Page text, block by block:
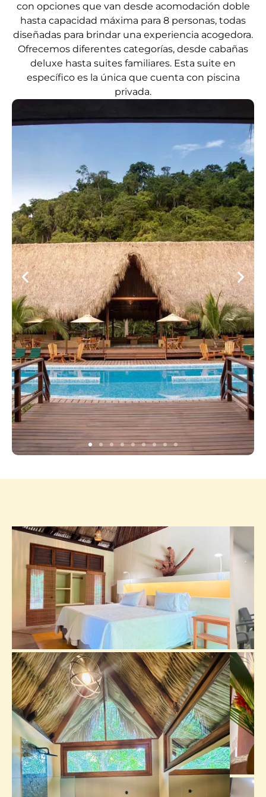
con opciones que van desde acomodación doble
hasta capacidad máxima para 8 personas, todas
diseñadas para brindar una experiencia acogedora.
Ofrecemos diferentes categorías, desde cabañas
deluxe hasta suites familiares. Esta suite en
específico es la única que cuenta con piscina
privada.